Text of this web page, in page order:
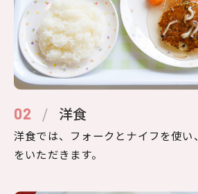
02 / 洋食
洋食では、フォークとナイフを使い
をいただきます。